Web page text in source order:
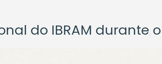
do IBRAM durante